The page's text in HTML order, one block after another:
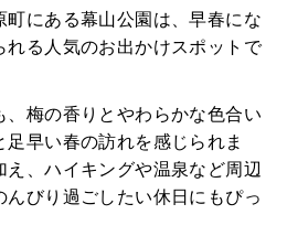
町にある幕山公園は、早春にな
れる人気のお出かけスポットで
、梅の香りとやわらかな色合い
早い春の訪れを感じられま
、ハイキングや温泉など周辺
びり過ごしたい休日にもぴっ